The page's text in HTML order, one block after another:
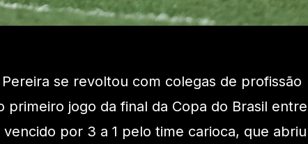
se revoltou com colegas de profissão
primeiro jogo da final da Copa do Brasil entre
por 3 a 1 pelo time carioca, que abriu